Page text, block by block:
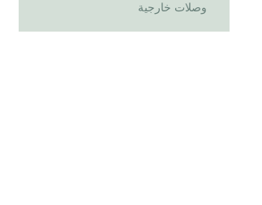
وصلات خارجية